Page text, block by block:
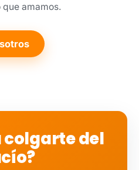
amamos.
colgarte del